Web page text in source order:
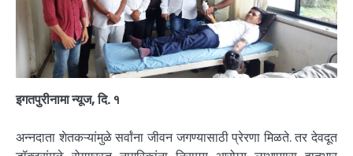
इगतपुरीनामा न्यूज, दि. १
अन्नदाता शेतकऱ्यांमुळे सर्वांना जीवन जगण्यासाठी प्रेरणा मिळते. तर देवदूत